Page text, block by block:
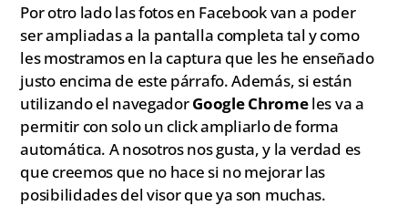
Por otro lado las fotos en Facebook van a poder
ser ampliadas a la pantalla completa tal y como
les mostramos en la captura que les he enseñado
justo encima de este párrafo. Además, si están
utilizando el navegadorGoogle Chromeles va a
permitir con solo un click ampliarlo de forma
automática. A nosotros nos gusta, y la verdad es
que creemos que no hace si no mejorar las
posibilidades del visor que ya son muchas.